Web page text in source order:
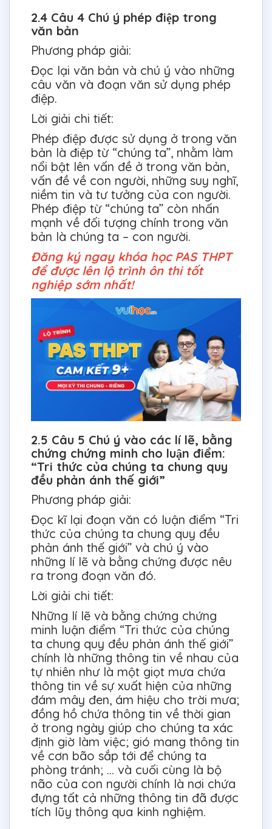
2.4 Câu 4 Chú ý phép điệp trong
văn bản
Phương pháp giải:
Đọc lại văn bản và chú ý vào những
câu văn và đoạn văn sử dụng phép
điệp.
Lời giải chi tiết:
Phép điệp được sử dụng ở trong văn
bản là điệp từ “chúng ta”, nhằm làm
nổi bật lên vấn đề ở trong văn bản,
vấn đề về con người, những suy nghĩ,
niềm tin và tư tưởng của con người.
Phép điệp từ “chúng ta” còn nhấn
mạnh về đối tượng chính trong văn
bản là chúng ta – con người.
Đăng ký ngay khóa học PAS THPT
để được lên lộ trình ôn thi tốt
nghiệp sớm nhất!
2.5 Câu 5 Chú ý vào các lí lẽ, bằng
chứng chứng minh cho luận điểm:
“Tri thức của chúng ta chung quy
đều phản ánh thế giới”
Phương pháp giải:
Đọc kĩ lại đoạn văn có luận điểm “Tri
thức của chúng ta chung quy đều
phản ánh thế giới” và chú ý vào
những lí lẽ và bằng chứng được nêu
ra trong đoạn văn đó.
Lời giải chi tiết:
Những lí lẽ và bằng chứng chứng
minh luận điểm “Tri thức của chúng
ta chung quy đều phản ánh thế giới”
chính là những thông tin về nhau của
tự nhiên như là một giọt mưa chứa
thông tin về sự xuất hiện của những
đám mây đen, ám hiệu cho trời mưa;
đồng hồ chứa thông tin về thời gian
ở trong ngày giúp cho chúng ta xác
định giờ làm việc; gió mang thông tin
về cơn bão sắp tới để chúng ta
phòng tránh; … và cuối cùng là bộ
não của con người chính là nơi chứa
đựng tất cả những thông tin đã được
tích lũy thông qua kinh nghiệm.